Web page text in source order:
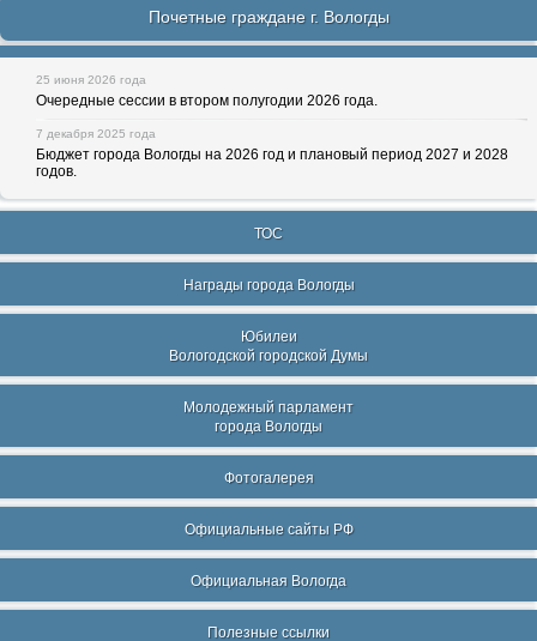
Почетные граждане г. Вологды
25 июня 2026 года
Очередные сессии в втором полугодии 2026 года.
7 декабря 2025 года
Бюджет города Вологды на 2026 год и плановый период 2027 и 2028
годов.
ТОС
Награды города Вологды
Юбилеи
Вологодской городской Думы
Молодежный парламент
города Вологды
Фотогалерея
Официальные сайты РФ
Официальная Вологда
Полезные ссылки